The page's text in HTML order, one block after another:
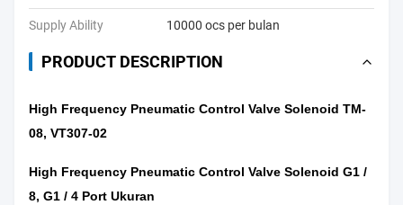
Supply Ability 10000 ocs per bulan
PRODUCT DESCRIPTION
High Frequency Pneumatic Control Valve Solenoid TM-
08, VT307-02
High Frequency Pneumatic Control Valve Solenoid G1 /
8, G1 / 4 Port Ukuran